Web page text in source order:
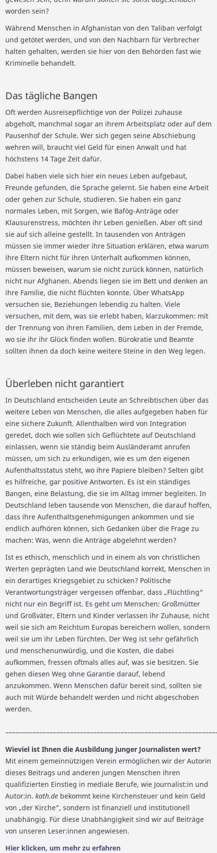
worden sein?
Während Menschen in Afghanistan von den Taliban verfolgt
und getötet werden, und von den Nachbarn für Verbrecher
halten gehalten, werden sie hier von den Behörden fast wie
Kriminelle behandelt.
Das tägliche Bangen
Oft werden Ausreisepflichtige von der Polizei zuhause
abgeholt, manchmal sogar an ihrem Arbeitsplatz oder auf dem
Pausenhof der Schule. Wer sich gegen seine Abschiebung
wehren will, braucht viel Geld für einen Anwalt und hat
höchstens 14 Tage Zeit dafür.
Dabei haben viele sich hier ein neues Leben aufgebaut,
Freunde gefunden, die Sprache gelernt. Sie haben eine Arbeit
oder gehen zur Schule, studieren. Sie haben ein ganz
normales Leben, mit Sorgen, wie Bafög-Anträge oder
Klausurenstress, möchten ihr Leben genießen. Aber oft sind
sie auf sich alleine gestellt. In tausenden von Anträgen
müssen sie immer wieder ihre Situation erklären, etwa warum
ihre Eltern nicht für ihren Unterhalt aufkommen können,
müssen beweisen, warum sie nicht zurück können, natürlich
nicht nur Afghanen. Abends liegen sie im Bett und denken an
ihre Familie, die nicht flüchten konnte. Über WhatsApp
versuchen sie, Beziehungen lebendig zu halten. Viele
versuchen, mit dem, was sie erlebt haben, klarzukommen: mit
der Trennung von ihren Familien, dem Leben in der Fremde,
wo sie ihr ihr Glück finden wollen. Bürokratie und Beamte
sollten ihnen da doch keine weitere Steine in den Weg legen.
Überleben nicht garantiert
In Deutschland entscheiden Leute an Schreibtischen über das
weitere Leben von Menschen, die alles aufgegeben haben für
eine sichere Zukunft. Allenthalben wird von Integration
geredet, doch wie sollen sich Geflüchtete auf Deutschland
einlassen, wenn sie ständig beim Ausländeramt anrufen
müssen, um sich zu erkundigen, wie es um den eigenen
Aufenthaltsstatus steht, wo ihre Papiere bleiben? Selten gibt
es hilfreiche, gar positive Antworten. Es ist ein ständiges
Bangen, eine Belastung, die sie im Alltag immer begleiten. In
Deutschland leben tausende von Menschen, die darauf hoffen,
dass ihre Aufenthaltsgenehmigungen ankommen und sie
endlich aufhören können, sich Gedanken über die Frage zu
machen: Was, wenn die Anträge abgelehnt werden?
Ist es ethisch, menschlich und in einem als von christlichen
Werten geprägten Land wie Deutschland korrekt, Menschen in
ein derartiges Kriegsgebiet zu schicken? Politische
Verantwortungsträger vergessen offenbar, dass „Flüchtling“
nicht nur ein Begriff ist. Es geht um Menschen: Großmütter
und Großväter, Eltern und Kinder verlassen ihr Zuhause, nicht
weil sie sich am Reichtum Europas bereichern wollen, sondern
weil sie um ihr Leben fürchten. Der Weg ist sehr gefährlich
und menschenunwürdig, und die Kosten, die dabei
aufkommen, fressen oftmals alles auf, was sie besitzen. Sie
gehen diesen Weg ohne Garantie darauf, lebend
anzukommen. Wenn Menschen dafür bereit sind, sollten sie
auch mit Würde behandelt werden und nicht abgeschoben
werden.
Wieviel ist Ihnen die Ausbildung junger Journalisten wert?
Mit einem gemeinnützigen Verein ermöglichen wir der Autorin
dieses Beitrags und anderen jungen Menschen ihren
qualifizierten Einstieg in mediale Berufe, wie Journalist:in und
Autor:in. kath.debekommt keine Kirchensteuer und kein Geld
von „der Kirche“, sondern ist finanziell und institutionell
unabhängig. Für diese Unabhängigkeit sind wir auf Beiträge
von unseren Leser:innen angewiesen.
Hier klicken, um mehr zu erfahren